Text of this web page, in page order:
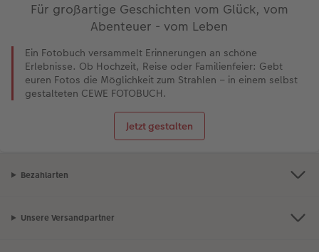
Für großartige Geschichten vom Glück, vom
Abenteuer - vom Leben
Ein Fotobuch versammelt Erinnerungen an schöne
Erlebnisse. Ob Hochzeit, Reise oder Familienfeier: Gebt
euren Fotos die Möglichkeit zum Strahlen – in einem selbst
gestalteten CEWE FOTOBUCH.
Jetzt gestalten
Bezahlarten
Unsere Versandpartner